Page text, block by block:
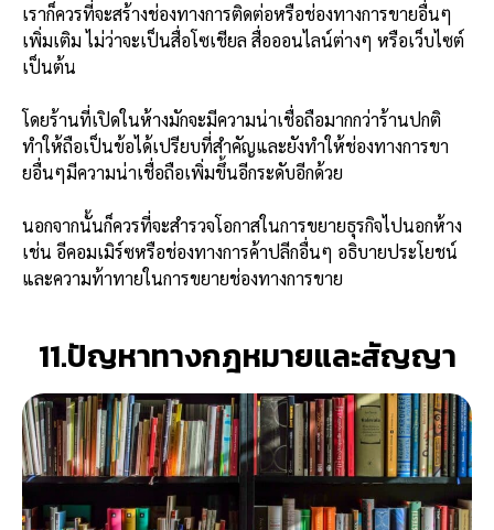
เราก็ควรที่จะสร้างช่องทางการติดต่อหรือช่องทางการขายอื่นๆ
เพิ่มเติม ไม่ว่าจะเป็นสื่อโซเชียล สื่อออนไลน์ต่างๆ หรือเว็บไซต์
เป็นต้น
โดยร้านที่เปิดในห้างมักจะมีความน่าเชื่อถือมากกว่าร้านปกติ
ทำให้ถือเป็นข้อได้เปรียบที่สำคัญและยังทำให้ช่องทางการขา
ยอื่นๆมีความน่าเชื่อถือเพิ่มขึ้นอีกระดับอีกด้วย
นอกจากนั้นก็ควรที่จะสำรวจโอกาสในการขยายธุรกิจไปนอกห้าง
เช่น อีคอมเมิร์ซหรือช่องทางการค้าปลีกอื่นๆ อธิบายประโยชน์
และความท้าทายในการขยายช่องทางการขาย
11.ปัญหาทางกฎหมายและสัญญา